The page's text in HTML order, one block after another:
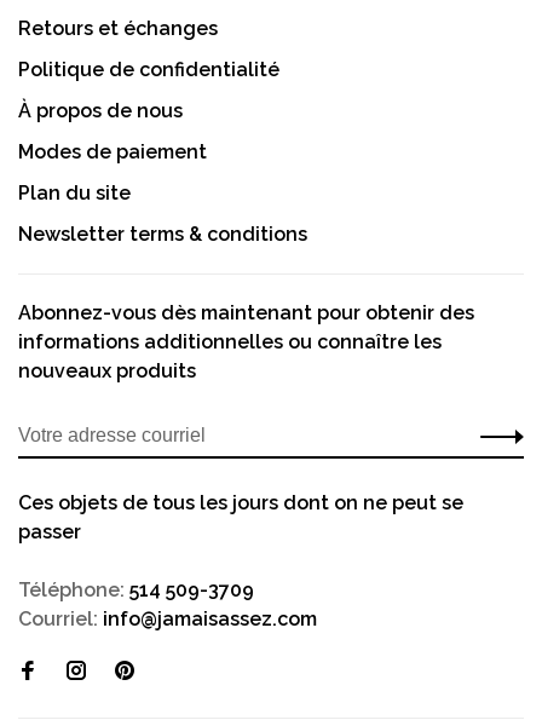
Retours et échanges
Politique de confidentialité
À propos de nous
Modes de paiement
Plan du site
Newsletter terms & conditions
Abonnez-vous dès maintenant pour obtenir des
informations additionnelles ou connaître les
nouveaux produits
Ces objets de tous les jours dont on ne peut se
passer
Téléphone: 514 509-3709
Courriel: info@jamaisassez.com